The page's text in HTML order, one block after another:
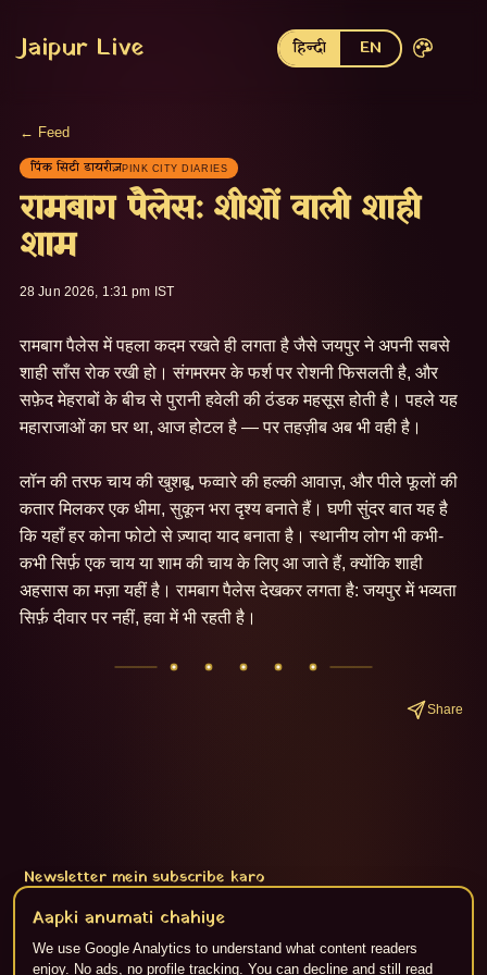
Jaipur Live हिन्दी EN
← Feed
पिंक सिटी डायरीज़PINK CITY DIARIES
रामबाग पैलेस: शीशों वाली शाही
शाम
28 Jun 2026, 1:31 pm IST
रामबाग पैलेस में पहला कदम रखते ही लगता है जैसे जयपुर ने अपनी सबसे
शाही साँस रोक रखी हो। संगमरमर के फर्श पर रोशनी फिसलती है, और
सफ़ेद मेहराबों के बीच से पुरानी हवेली की ठंडक महसूस होती है। पहले यह
महाराजाओं का घर था, आज होटल है — पर तहज़ीब अब भी वही है।
लॉन की तरफ चाय की खुशबू, फव्वारे की हल्की आवाज़, और पीले फूलों की
कतार मिलकर एक धीमा, सुकून भरा दृश्य बनाते हैं। घणी सुंदर बात यह है
कि यहाँ हर कोना फोटो से ज़्यादा याद बनाता है। स्थानीय लोग भी कभी-
कभी सिर्फ़ एक चाय या शाम की चाय के लिए आ जाते हैं, क्योंकि शाही
अहसास का मज़ा यहीं है। रामबाग पैलेस देखकर लगता है: जयपुर में भव्यता
सिर्फ़ दीवार पर नहीं, हवा में भी रहती है।
Share
Newsletter mein subscribe karo
Aapki anumati chahiye
We use Google Analytics to understand what content readers
enjoy. No ads, no profile tracking. You can decline and still read